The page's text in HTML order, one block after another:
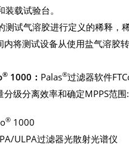
装载试验台。
测试气溶胶进行定义的稀释
将测试设备从使用盐气溶胶
® 1000： Palas®过滤器软件
级分离效率和确定MPPS范围:
® 1000
ULPA过滤器光散射光谱仪